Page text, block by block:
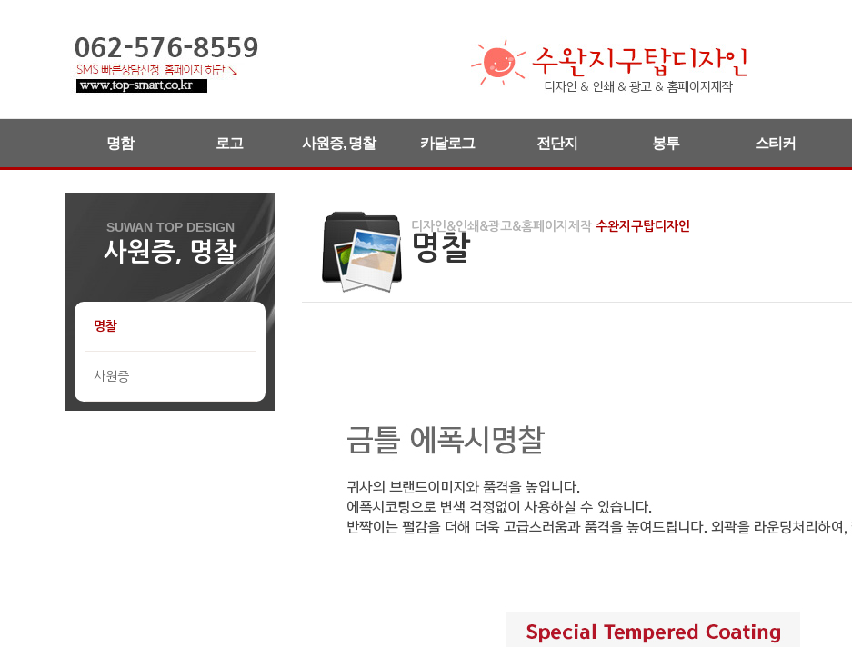
명함 로고 사원증, 명찰 카달로그 전단지 봉투 스티커
SUWAN TOP DESIGN
사원증, 명찰
명찰
사원증
디자인&인쇄&광고&홈페이지제작 수완지구탑디자인
명찰